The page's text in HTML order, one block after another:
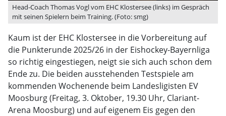
Head-Coach Thomas Vogl vom EHC Klostersee (links) im Gespräch
mit seinen Spielern beim Training. (Foto: smg)
Kaum ist der EHC Klostersee in die Vorbereitung auf
die Punkterunde 2025/26 in der Eishockey-Bayernliga
so richtig eingestiegen, neigt sie sich auch schon dem
Ende zu. Die beiden ausstehenden Testspiele am
kommenden Wochenende beim Landesligisten EV
Moosburg (Freitag, 3. Oktober, 19.30 Uhr, Clariant-
Arena Moosburg) und auf eigenem Eis gegen den